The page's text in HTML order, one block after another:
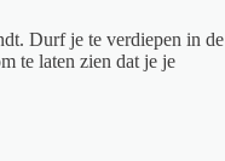
Durf je te verdiepen in de
te laten zien dat je je